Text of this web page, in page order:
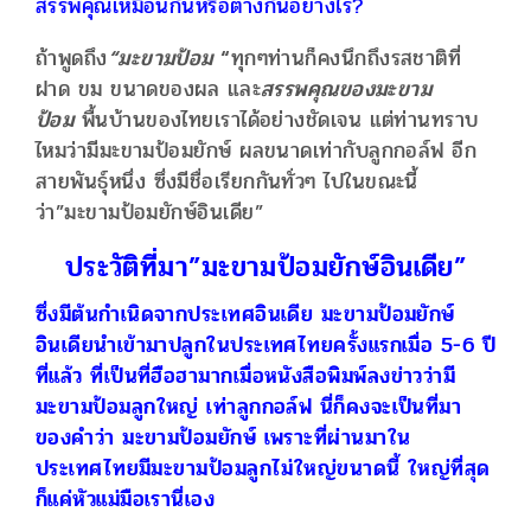
ถ้าพูดถึง“มะขามป้อม“ทุกๆท่านก็คงนึกถึงรสชาติที่
ฝาด ขม ขนาดของผล และสรรพคุณของมะขาม
ป้อมพื้นบ้านของไทยเราได้อย่างชัดเจน แต่ท่านทราบ
ไหมว่ามีมะขามป้อมยักษ์ ผลขนาดเท่ากับลูกกอล์ฟ อีก
สายพันธุ์หนึ่ง ซึ่งมีชื่อเรียกกันทั่วๆ ไปในขณะนี้
ว่า”มะขามป้อมยักษ์อินเดีย”
ประวัติที่มา”มะขามป้อมยักษ์อินเดีย”
ซึ่งมีต้นกำเนิดจากประเทศอินเดีย มะขามป้อมยักษ์
อินเดียนำเข้ามาปลูกในประเทศไทยครั้งแรกเมื่อ 5-6 ปี
ที่แล้ว ที่เป็นที่ฮือฮามากเมื่อหนังสือพิมพ์ลงข่าวว่ามี
มะขามป้อมลูกใหญ่ เท่าลูกกอล์ฟ นี่ก็คงจะเป็นที่มา
ของคำว่า มะขามป้อมยักษ์ เพราะที่ผ่านมาใน
ประเทศไทยมีมะขามป้อมลูกไม่ใหญ่ขนาดนี้ ใหญ่ที่สุด
ก็แค่หัวแม่มือเรานี่เอง